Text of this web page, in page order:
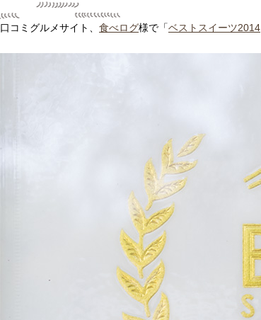
口コミグルメサイト、 食べログ様で「ベストスイーツ2014